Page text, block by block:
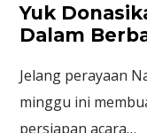
Yuk
Dalam
Jelang perayaan
minggu ini
persiapan acara…